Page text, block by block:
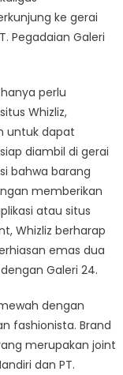
ke gerai
Pegadaian Galeri
perlu
Whizliz,
untuk dapat
diambil di gerai
bahwa barang
memberikan
atau situs
Whizliz berharap
emas dua
Galeri 24.
dengan
fashionista. Brand
merupakan joint
dan PT.